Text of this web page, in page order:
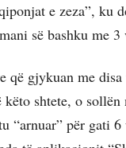
e zeza”, ku
së bashku me
që gjykuan me disa
këto shtete, o sollën
“arnuar” për gati